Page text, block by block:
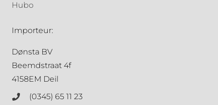
Hubo
Importeur:
Dønsta BV
Beemdstraat 4f
4158EM Deil
(0345) 65 11 23